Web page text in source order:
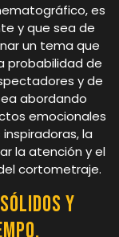
es
y que sea de
un tema que
probabilidad de
y de
abordando
emocionales
la
la atención y el
cortometraje.
y